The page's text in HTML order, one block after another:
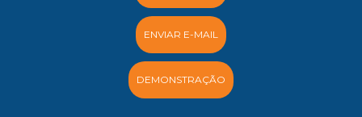
ENVIAR E-MAIL
DEMONSTRAÇÃO